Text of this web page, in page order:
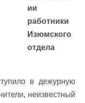
ии
работники
Изюмского
отдела
в дежурную
неизвестный